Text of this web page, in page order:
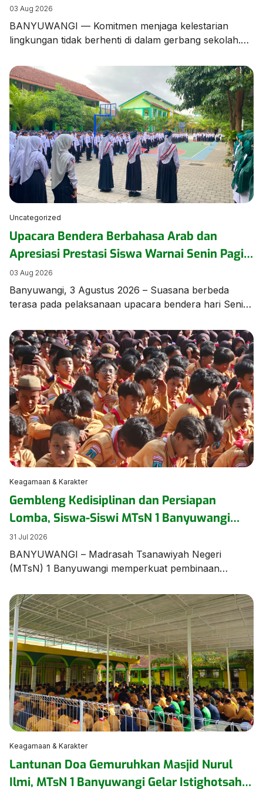
Edukasi Pengelolaan Sampah
03 Aug 2026
BANYUWANGI — Komitmen menjaga kelestarian
lingkungan tidak berhenti di dalam gerbang sekolah.
langsung ke lingkungan kampung sekitar untuk
menggelar aksi kampanye dan edukasi pengelolaan
sampah bersama warga masyarakat. Aksi ini
merupakan bentuk kepedulian nyata MTsN 1
Banyuwangi dalam merajut sinergi dengan warga
sekitar. Dalam kegiatan tersebut, para […]
Uncategorized
Upacara Bendera Berbahasa Arab dan
Apresiasi Prestasi Siswa Warnai Senin Pagi
di MTsN 1 Banyuwangi
03 Aug 2026
Banyuwangi, 3 Agustus 2026 – Suasana berbeda
terasa pada pelaksanaan upacara bendera hari Senin,
Seluruh rangkaian upacara dilaksanakan
menggunakan Bahasa Arab sebagai bagian dari
program pembiasaan berbahasa asing yang terus
dikembangkan oleh madrasah guna meningkatkan
kemampuan komunikasi peserta didik. Upacara
berlangsung dengan tertib, khidmat, dan penuh
semangat, […]
Keagamaan & Karakter
Gembleng Kedisiplinan dan Persiapan
Lomba, Siswa-Siswi MTsN 1 Banyuwangi
Unjuk Ketangkasan dalam Latihan Pramuka
31 Jul 2026
BANYUWANGI – Madrasah Tsanawiyah Negeri
(MTsN) 1 Banyuwangi memperkuat pembinaan
Latihan Rutin Pramuka yang digelar di Lapangan
Utama MTsN 1 Banyuwangi pada Jumat (31/7/2026).
Kegiatan diawali dengan sosialisasi tata tertib madrasah
yang disampaikan langsung oleh Wakil Ketua Majelis
Pembimbing Gugusdepan (WaKamigus) Urusan
Kesiswaan MTsN 1 Banyuwangi, Hj. Hanik […]
Keagamaan & Karakter
Lantunan Doa Gemuruhkan Masjid Nurul
Ilmi, MTsN 1 Banyuwangi Gelar Istighotsah